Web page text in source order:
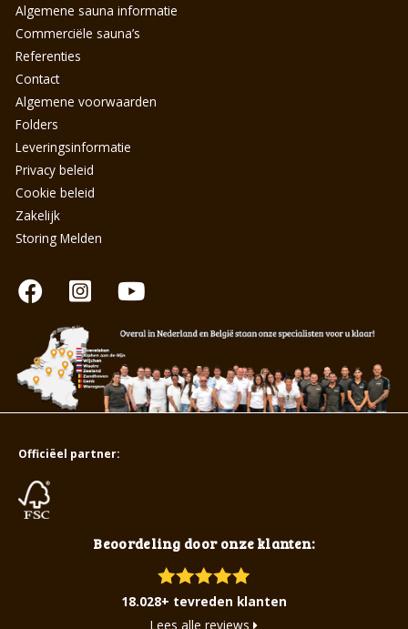
Algemene sauna informatie
Commerciële sauna’s
Referenties
Contact
Algemene voorwaarden
Folders
Leveringsinformatie
Privacy beleid
Cookie beleid
Zakelijk
Storing Melden
Beoordeling door onze klanten:
18.028+ tevreden klanten
Lees alle reviews
Officiëel partner: